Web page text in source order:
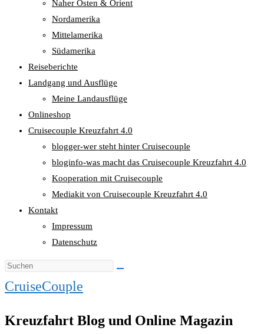
Naher Osten & Orient
Nordamerika
Mittelamerika
Südamerika
Reiseberichte
Landgang und Ausflüge
Meine Landausflüge
Onlineshop
Cruisecouple Kreuzfahrt 4.0
blogger-wer steht hinter Cruisecouple
bloginfo-was macht das Cruisecouple Kreuzfahrt 4.0
Kooperation mit Cruisecouple
Mediakit von Cruisecouple Kreuzfahrt 4.0
Kontakt
Impressum
Datenschutz
CruiseCouple
Kreuzfahrt Blog und Online Magazin